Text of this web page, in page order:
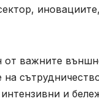
важните
и